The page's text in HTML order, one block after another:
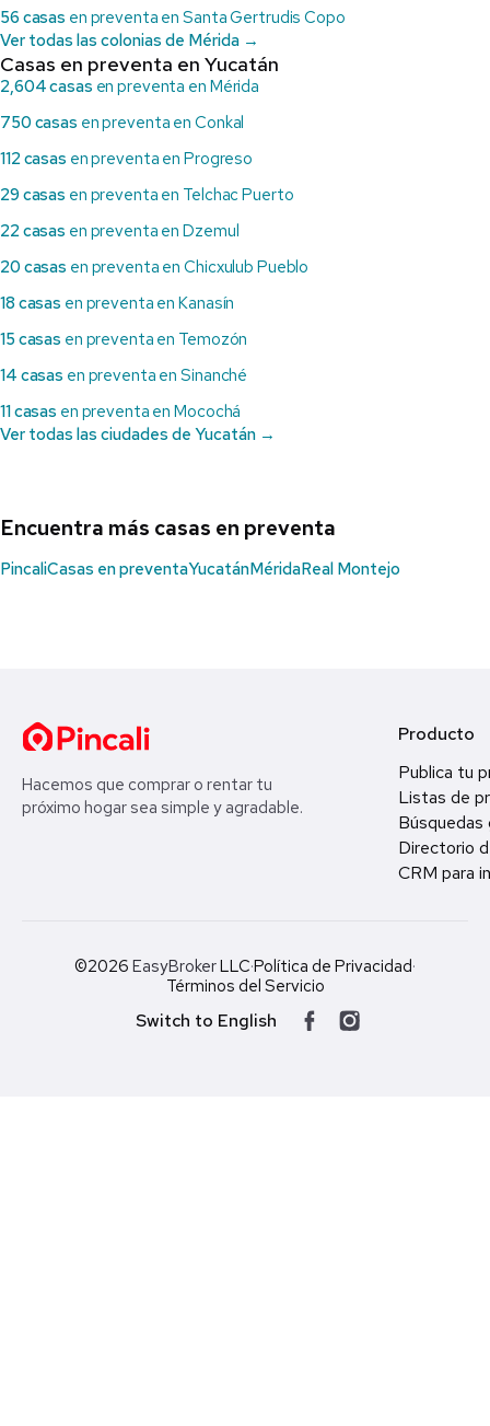
56 casas en preventa en Santa Gertrudis Copo
Ver todas las colonias de Mérida →
Casas en preventa en Yucatán
2,604 casas en preventa en Mérida
750 casas en preventa en Conkal
112 casas en preventa en Progreso
29 casas en preventa en Telchac Puerto
22 casas en preventa en Dzemul
20 casas en preventa en Chicxulub Pueblo
18 casas en preventa en Kanasín
15 casas en preventa en Temozón
14 casas en preventa en Sinanché
11 casas en preventa en Mocochá
Ver todas las ciudades de Yucatán →
Encuentra más casas en preventa
PincaliCasas en preventaYucatánMéridaReal Montejo
Hacemos que comprar o rentar tu
próximo hogar sea simple y agradable.
Producto
Publica tu
Listas de
Búsquedas
Directorio
CRM para
©2026 EasyBrokerLLC·Política de Privacidad·
Términos del Servicio
Switch to English